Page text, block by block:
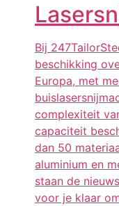
Bij
beschikking
Europa, met
complexiteit
capaciteit
dan 50
aluminium en
staan de
voor je klaar